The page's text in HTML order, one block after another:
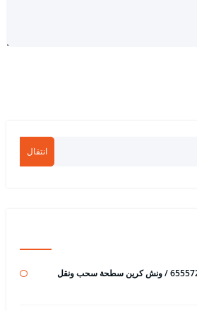
انتقال
ونش ابو حليفة رقم / 65557275 / ونش كرين سطحة سحب ونقل